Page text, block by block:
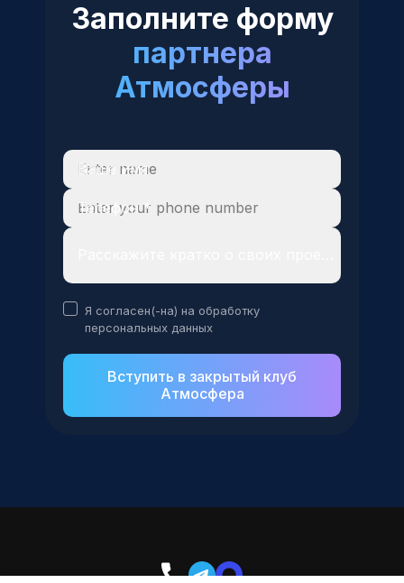
Заполните форму
партнера
Атмосферы
Ваше имя
Телефон *
Вступить в закрытый клуб
Атмосфера
Я согласен(-на) на обработку
персональных данных